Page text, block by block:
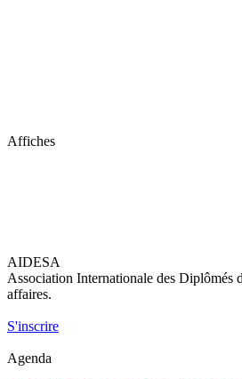
Affiches
AIDESA
Association Internationale des Diplômés
affaires.
S'inscrire
Agenda